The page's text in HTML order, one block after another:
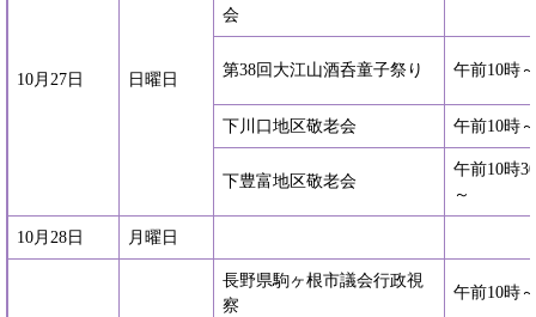
10月27日 日曜日
会
第38回大江山酒呑童子祭り 午前10時～
下川口地区敬老会 午前10時～
下豊富地区敬老会
午前10時
～
10月28日 月曜日
長野県駒ヶ根市議会行政視
察
午前10時～